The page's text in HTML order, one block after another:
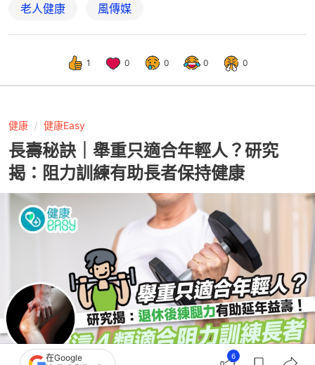
老人健康 風傳媒
1 0 0 0 0
健康 健康Easy
長壽秘訣｜舉重只適合年輕人？研究
揭：阻力訓練有助長者保持健康
在Google
6